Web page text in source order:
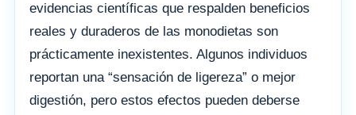
evidencias científicas que respalden beneficios
reales y duraderos de las monodietas son
prácticamente inexistentes. Algunos individuos
reportan una “sensación de ligereza” o mejor
digestión, pero estos efectos pueden deberse